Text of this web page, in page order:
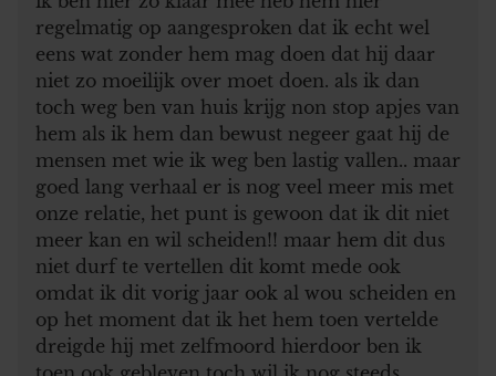
regelmatig op aangesproken dat ik echt wel
eens wat zonder hem mag doen dat hij daar
niet zo moeilijk over moet doen. als ik dan
toch weg ben van huis krijg non stop apjes van
hem als ik hem dan bewust negeer gaat hij de
mensen met wie ik weg ben lastig vallen.. maar
goed lang verhaal er is nog veel meer mis met
onze relatie, het punt is gewoon dat ik dit niet
meer kan en wil scheiden!! maar hem dit dus
niet durf te vertellen dit komt mede ook
omdat ik dit vorig jaar ook al wou scheiden en
op het moment dat ik het hem toen vertelde
dreigde hij met zelfmoord hierdoor ben ik